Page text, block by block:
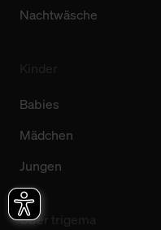
Nachtwäsche
Babies
Mädchen
Jungen
Über trigema